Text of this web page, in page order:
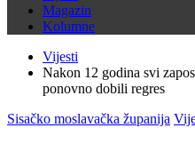
Magazin
Kolumne
Vijesti
Nakon 12 godina svi
ponovno dobili regres
Sisačko moslavačka županija